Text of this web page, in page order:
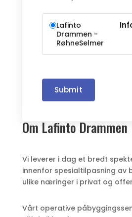
Lafinto
Drammen -
RøhneSelmer
Submit
Om Lafinto Drammen
Vi leverer i dag et bredt
innenfor spesialtilpasning av
ulike næringer i privat og
Vårt operative